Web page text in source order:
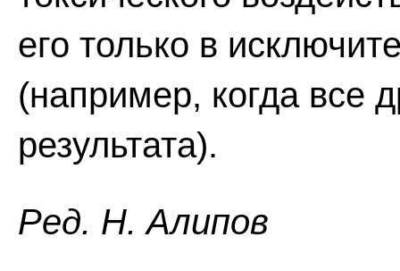
его только в
(например, когда все
результата).
Ред. Н. Алипов